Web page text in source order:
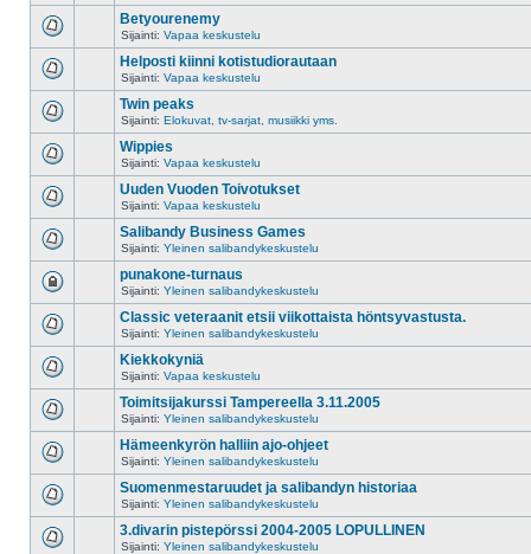
Betyourenemy
Sijainti: Vapaa keskustelu
Helposti kiinni kotistudiorautaan
Sijainti: Vapaa keskustelu
Twin peaks
Sijainti: Elokuvat, tv-sarjat, musiikki yms.
Wippies
Sijainti: Vapaa keskustelu
Uuden Vuoden Toivotukset
Sijainti: Vapaa keskustelu
Salibandy Business Games
Sijainti: Yleinen salibandykeskustelu
punakone-turnaus
Sijainti: Yleinen salibandykeskustelu
Classic veteraanit etsii viikottaista höntsyvastusta.
Sijainti: Yleinen salibandykeskustelu
Kiekkokyniä
Sijainti: Vapaa keskustelu
Toimitsijakurssi Tampereella 3.11.2005
Sijainti: Yleinen salibandykeskustelu
Hämeenkyrön halliin ajo-ohjeet
Sijainti: Yleinen salibandykeskustelu
Suomenmestaruudet ja salibandyn historiaa
Sijainti: Yleinen salibandykeskustelu
3.divarin pistepörssi 2004-2005 LOPULLINEN
Sijainti: Yleinen salibandykeskustelu